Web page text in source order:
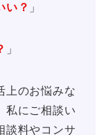
い？ 」
」
上のお悩みな
私にご相談い
談料やコンサ